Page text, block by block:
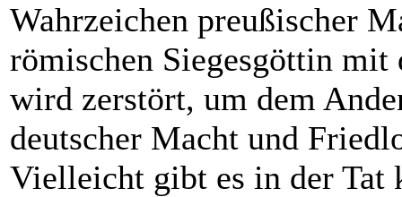
Wahrzeichen preußischer
römischen Siegesgöttin mit
wird zerstört, um dem
deutscher Macht und
Vielleicht gibt es in der Tat